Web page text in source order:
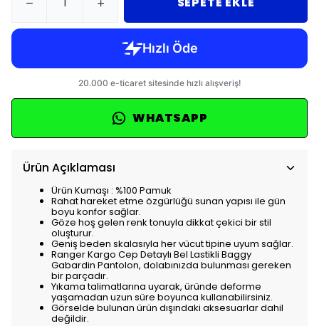
WHATSAPP
Ürün Açıklaması
Ürün Kumaşı : %100 Pamuk
Rahat hareket etme özgürlüğü sunan yapısı ile gün
boyu konfor sağlar.
Göze hoş gelen renk tonuyla dikkat çekici bir stil
oluşturur.
Geniş beden skalasıyla her vücut tipine uyum sağlar.
Ranger Kargo Cep Detaylı Bel Lastikli Baggy
Gabardin Pantolon, dolabınızda bulunması gereken
bir parçadır.
Yıkama talimatlarına uyarak, üründe deforme
yaşamadan uzun süre boyunca kullanabilirsiniz.
Görselde bulunan ürün dışındaki aksesuarlar dahil
değildir.